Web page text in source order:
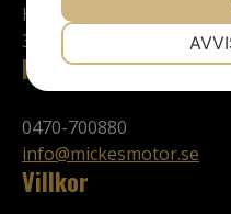
Hjalmar Petris v. 57-59
352 46 Växjö
Kontakt
0470-700880
info@mickesmotor.se
Villkor